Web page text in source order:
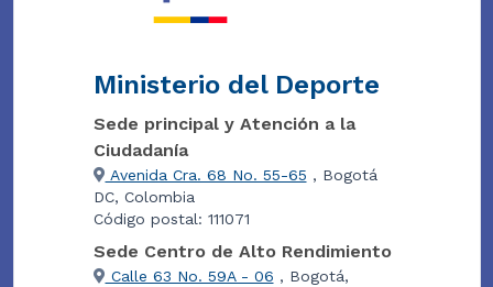
Ministerio del Deporte
Sede principal y Atención a la
Ciudadanía
Avenida Cra. 68 No. 55-65 , Bogotá
DC, Colombia
Código postal: 111071
Sede Centro de Alto Rendimiento
Calle 63 No. 59A - 06 , Bogotá,